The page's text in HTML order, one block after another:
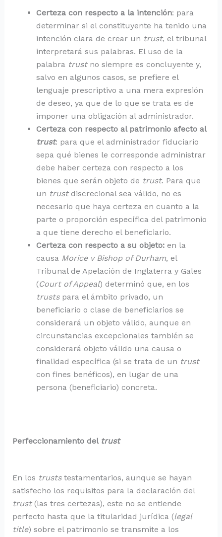
Certeza con respecto a la intención: para
determinar si el constituyente ha tenido una
intención clara de crear un trust, el tribunal
interpretará sus palabras. El uso de la
palabra trust no siempre es concluyente y,
salvo en algunos casos, se prefiere el
lenguaje prescriptivo a una mera expresión
de deseo, ya que de lo que se trata es de
imponer una obligación al administrador.
Certeza con respecto al patrimonio afecto al
trust: para que el administrador fiduciario
sepa qué bienes le corresponde administrar
debe haber certeza con respecto a los
bienes que serán objeto de trust. Para que
un trust discrecional sea válido, no es
necesario que haya certeza en cuanto a la
parte o proporción específica del patrimonio
a que tiene derecho el beneficiario.
Certeza con respecto a su objeto:en la
causa Morice v Bishop of Durham, el
Tribunal de Apelación de Inglaterra y Gales
(Court of Appeal) determinó que, en los
trusts para el ámbito privado, un
beneficiario o clase de beneficiarios se
considerará un objeto válido, aunque en
circunstancias excepcionales también se
considerará objeto válido una causa o
finalidad específica (si se trata de un trust
con fines benéficos), en lugar de una
persona (beneficiario) concreta.
Perfeccionamiento del trust
En los trusts testamentarios, aunque se hayan
satisfecho los requisitos para la declaración del
trust (las tres certezas), este no se entiende
perfecto hasta que la titularidad jurídica (legal
title) sobre el patrimonio se transmite a los